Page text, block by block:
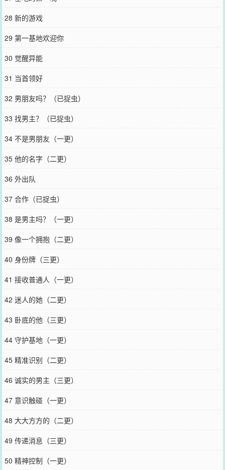
28 新的游戏
29 第一基地欢迎你
30 觉醒异能
31 当首领好
32 男朋友吗？（已捉虫）
33 找男主？（已捉虫）
34 不是男朋友（一更）
35 他的名字（二更）
36 外出队
37 合作（已捉虫）
38 是男主吗？（一更）
39 像一个拥抱（二更）
40 身份牌（三更）
41 接收普通人（一更）
42 迷人的她（二更）
43 卧底的他（三更）
44 守护基地（一更）
45 精准识别（二更）
46 诚实的男主（三更）
47 意识触碰（一更）
48 大大方方的（二更）
49 传递消息（三更）
50 精神控制（一更）